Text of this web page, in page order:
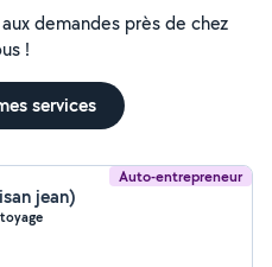
demandes près de chez
!
services
Auto-entrepreneur
jean)